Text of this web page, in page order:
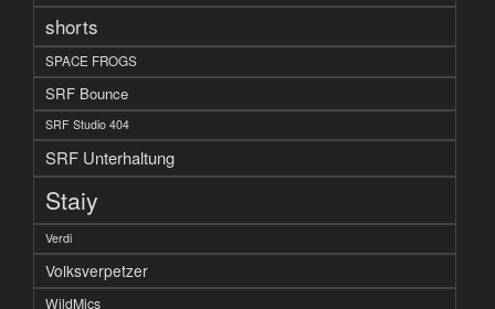
shorts
SPACE FROGS
SRF Bounce
SRF Studio 404
SRF Unterhaltung
Staiy
Verdi
Volksverpetzer
WildMics